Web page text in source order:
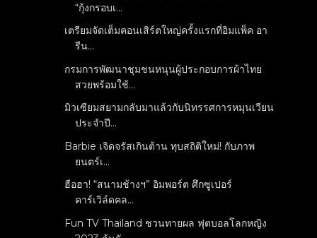
“กุ้งกรอบเ...
เตรียมจัดเต็มคอนเสิร์ตใหญ่ครั้งแรกที่อิมแพ็ค อา
รีน...
กรมการพัฒนาชุมชนหนุนผู้ประกอบการผ้าไทย
สวยพร้อมใช้...
มิวเซียมสยามกลับมาแล้วกับนิทรรศการหมุนเวียน
ประจำปี...
Barbie เจิดจรัสเกินต้าน ทุบสถิติใหม่! กับภาพ
ยนตร์เ...
ฮือฮา! “สนามช้างฯ” อิมพอร์ต ศึกซูเปอร์
คาร์เวิล์ดคล...
Fun TV Thailand ชวนทายผล ฟุตบอลโลกหญิง